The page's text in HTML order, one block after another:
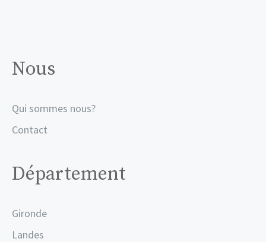
Nous
Qui sommes nous?
Contact
Département
Gironde
Landes